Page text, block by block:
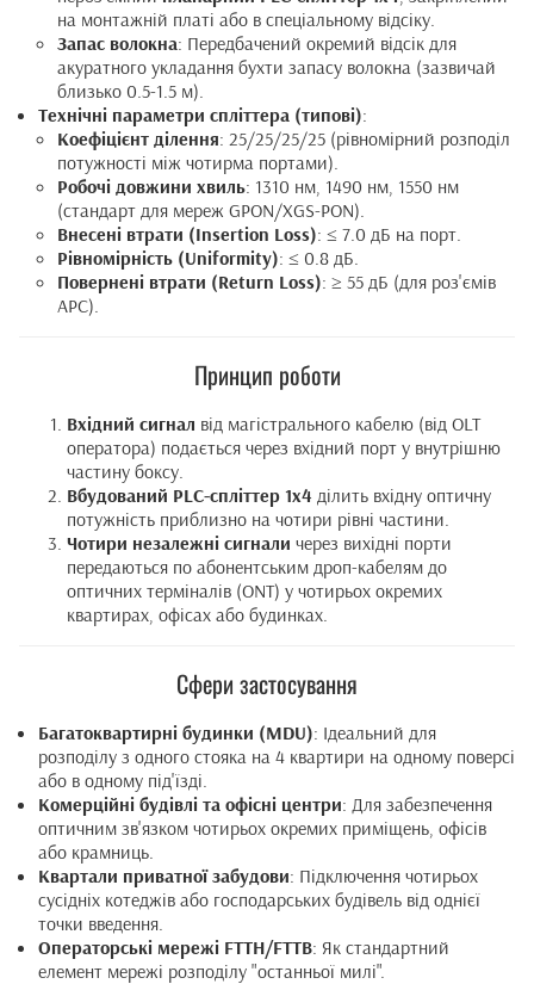
на монтажній платі або в спеціальному відсіку.
Запас волокна: Передбачений окремий відсік для
акуратного укладання бухти запасу волокна (зазвичай
близько 0.5-1.5 м).
Технічні параметри спліттера (типові):
Коефіцієнт ділення: 25/25/25/25 (рівномірний розподіл
потужності між чотирма портами).
Робочі довжини хвиль: 1310 нм, 1490 нм, 1550 нм
(стандарт для мереж GPON/XGS-PON).
Внесені втрати (Insertion Loss): ≤ 7.0 дБ на порт.
Рівномірність (Uniformity): ≤ 0.8 дБ.
Повернені втрати (Return Loss): ≥ 55 дБ (для роз'ємів
APC).
Принцип роботи
Вхідний сигнал від магістрального кабелю (від OLT
оператора) подається через вхідний порт у внутрішню
частину боксу.
Вбудований PLC-спліттер 1x4 ділить вхідну оптичну
потужність приблизно на чотири рівні частини.
Чотири незалежні сигнали через вихідні порти
передаються по абонентським дроп-кабелям до
оптичних терміналів (ONT) у чотирьох окремих
квартирах, офісах або будинках.
Сфери застосування
Багатоквартирні будинки (MDU): Ідеальний для
розподілу з одного стояка на 4 квартири на одному поверсі
або в одному під'їзді.
Комерційні будівлі та офісні центри: Для забезпечення
оптичним зв'язком чотирьох окремих приміщень, офісів
або крамниць.
Квартали приватної забудови: Підключення чотирьох
сусідніх котеджів або господарських будівель від однієї
точки введення.
Операторські мережі FTTH/FTTB: Як стандартний
елемент мережі розподілу "останньої милі".